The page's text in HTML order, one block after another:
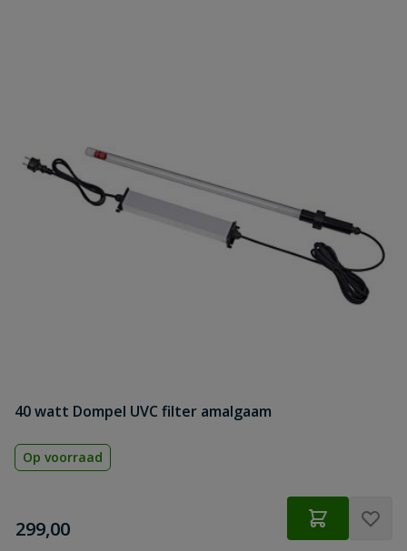
40 watt Dompel UVC filter amalgaam
Op voorraad
€
299,00